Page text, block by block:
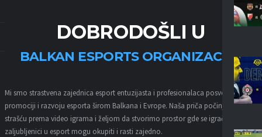
DOBRODOŠLI U
BALKAN ESPORTS ORGANIZACIJU
Mi smo strastvena zajednica esport entuzijasta i profesionalaca posvećenih
promociji i razvoju esporta širom Balkana i Evrope. Naša priča počinje sa
strašću prema video igrama i željom da stvorimo prostor gde se igrači, timovi i
zaljubljenici u esport mogu okupiti i rasti zajedno.